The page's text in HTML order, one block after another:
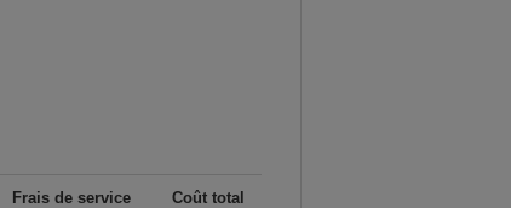
Frais de service Coût total